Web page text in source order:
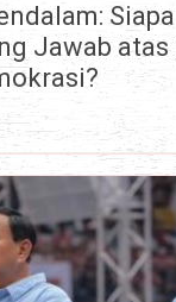
Jawab atas